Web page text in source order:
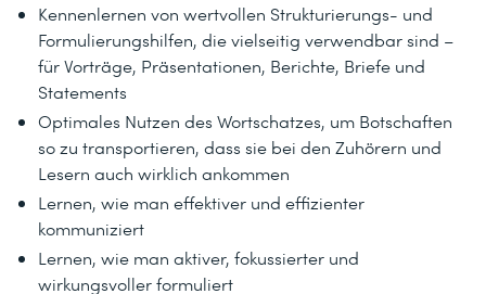
Kennenlernen von wertvollen Strukturierungs- und
Formulierungshilfen, die vielseitig verwendbar sind –
für Vorträge, Präsentationen, Berichte, Briefe und
Statements
Optimales Nutzen des Wortschatzes, um Botschaften
so zu transportieren, dass sie bei den Zuhörern und
Lesern auch wirklich ankommen
Lernen, wie man effektiver und effizienter
kommuniziert
Lernen, wie man aktiver, fokussierter und
wirkungsvoller formuliert